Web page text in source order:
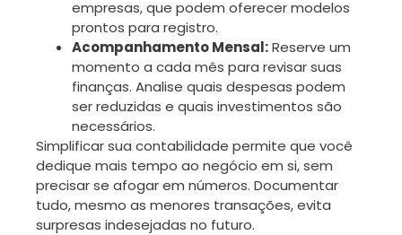
empresas, que podem oferecer modelos
prontos para registro.
Acompanhamento Mensal:Reserve um
momento a cada mês para revisar suas
finanças. Analise quais despesas podem
ser reduzidas e quais investimentos são
necessários.
Simplificar sua contabilidade permite que você
dedique mais tempo ao negócio em si, sem
precisar se afogar em números. Documentar
tudo, mesmo as menores transações, evita
surpresas indesejadas no futuro.